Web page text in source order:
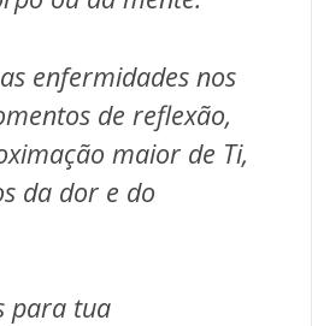
enfermidades nos
de reflexão,
maior de Ti,
da dor e do
para tua